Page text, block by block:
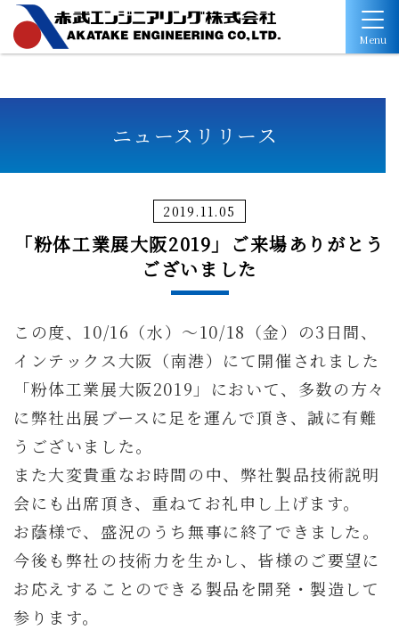
Menu
ニュースリリース
2019.11.05
「粉体工業展大阪2019」ご来場ありがとう
ございました
この度、10/16（水）～10/18（金）の3日間、
インテックス大阪（南港）にて開催されました
「粉体工業展大阪2019」において、多数の方々
に弊社出展ブースに足を運んで頂き、誠に有難
うございました。
また大変貴重なお時間の中、弊社製品技術説明
会にも出席頂き、重ねてお礼申し上げます。
お蔭様で、盛況のうち無事に終了できました。
今後も弊社の技術力を生かし、皆様のご要望に
お応えすることのできる製品を開発・製造して
参ります。